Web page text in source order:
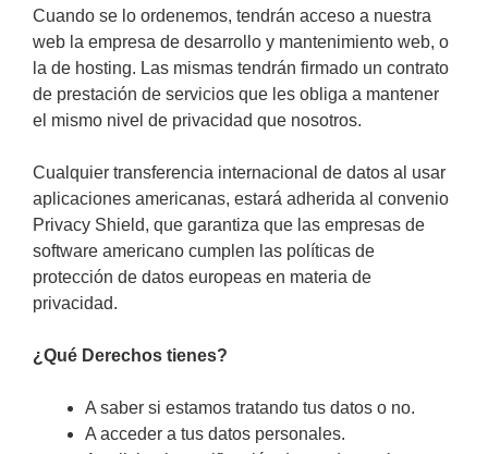
Cuando se lo ordenemos, tendrán acceso a nuestra
web la empresa de desarrollo y mantenimiento web, o
la de hosting. Las mismas tendrán firmado un contrato
de prestación de servicios que les obliga a mantener
el mismo nivel de privacidad que nosotros.
Cualquier transferencia internacional de datos al usar
aplicaciones americanas, estará adherida al convenio
Privacy Shield, que garantiza que las empresas de
software americano cumplen las políticas de
protección de datos europeas en materia de
privacidad.
¿Qué Derechos tienes?
A saber si estamos tratando tus datos o no.
A acceder a tus datos personales.